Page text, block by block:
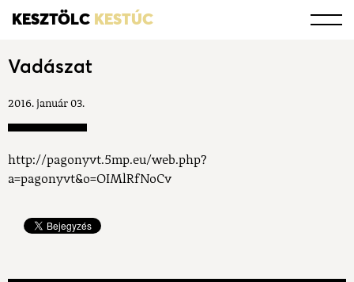
KESZTÖLC KESTÚC
Vadászat
2016. január 03.
http://pagonyvt.5mp.eu/web.php?
a=pagonyvt&o=OIMlRfNoCv